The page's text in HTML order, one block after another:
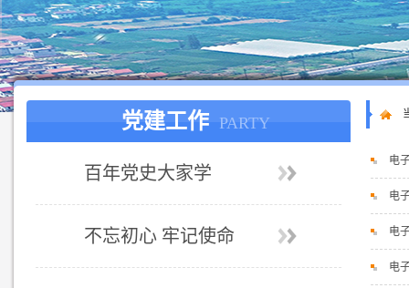
党建工作 PARTY
百年党史大家学
不忘初心 牢记使命
电
电
电
电